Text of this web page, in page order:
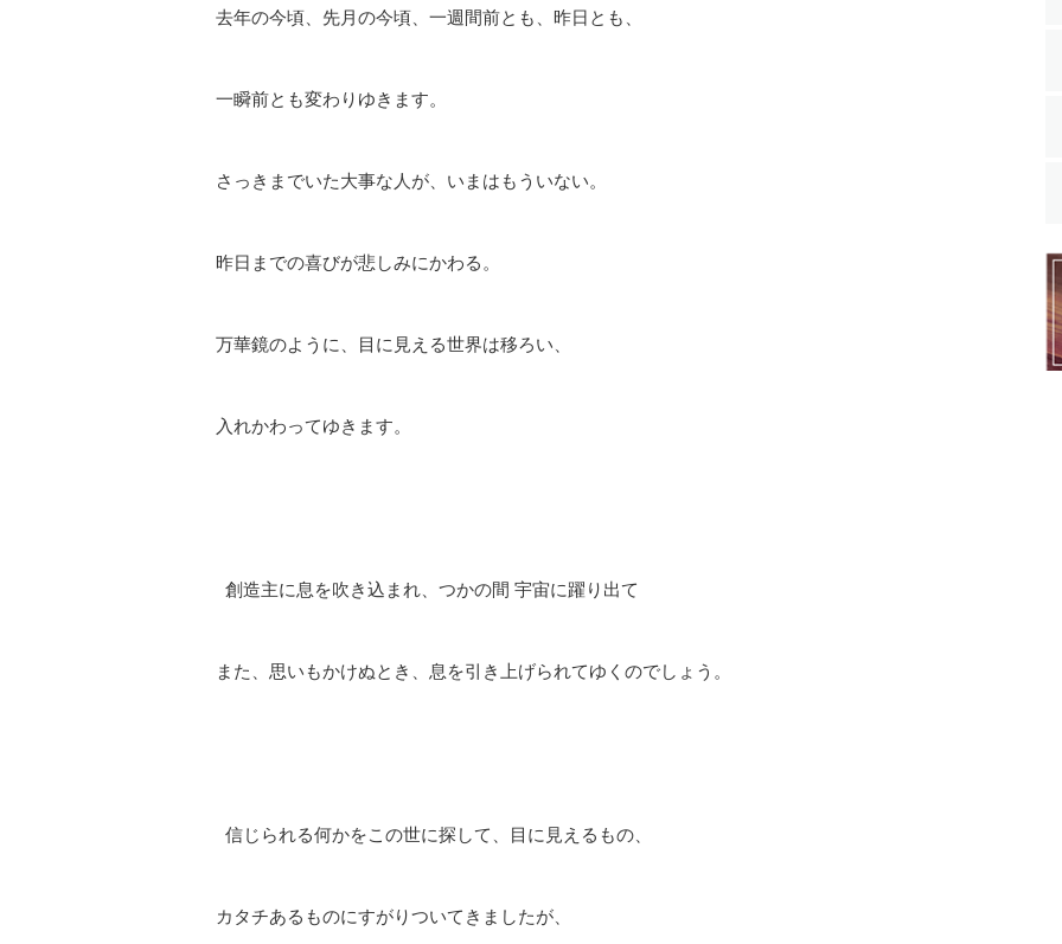
去年の今頃、先月の今頃、一週間前とも、昨日とも、
一瞬前とも変わりゆきます。
さっきまでいた大事な人が、いまはもういない。
昨日までの喜びが悲しみにかわる。
万華鏡のように、目に見える世界は移ろい、
入れかわってゆきます。
創造主に息を吹き込まれ、つかの間 宇宙に躍り出て
また、思いもかけぬとき、息を引き上げられてゆくのでしょう。
信じられる何かをこの世に探して、目に見えるもの、
カタチあるものにすがりついてきましたが、